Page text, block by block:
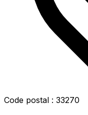
Code postal : 33270